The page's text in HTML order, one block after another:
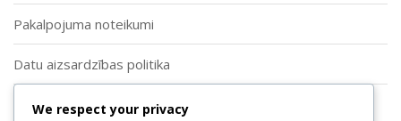
Pakalpojuma noteikumi
Datu aizsardzības politika
Sīkdatņu politika
We respect your privacy